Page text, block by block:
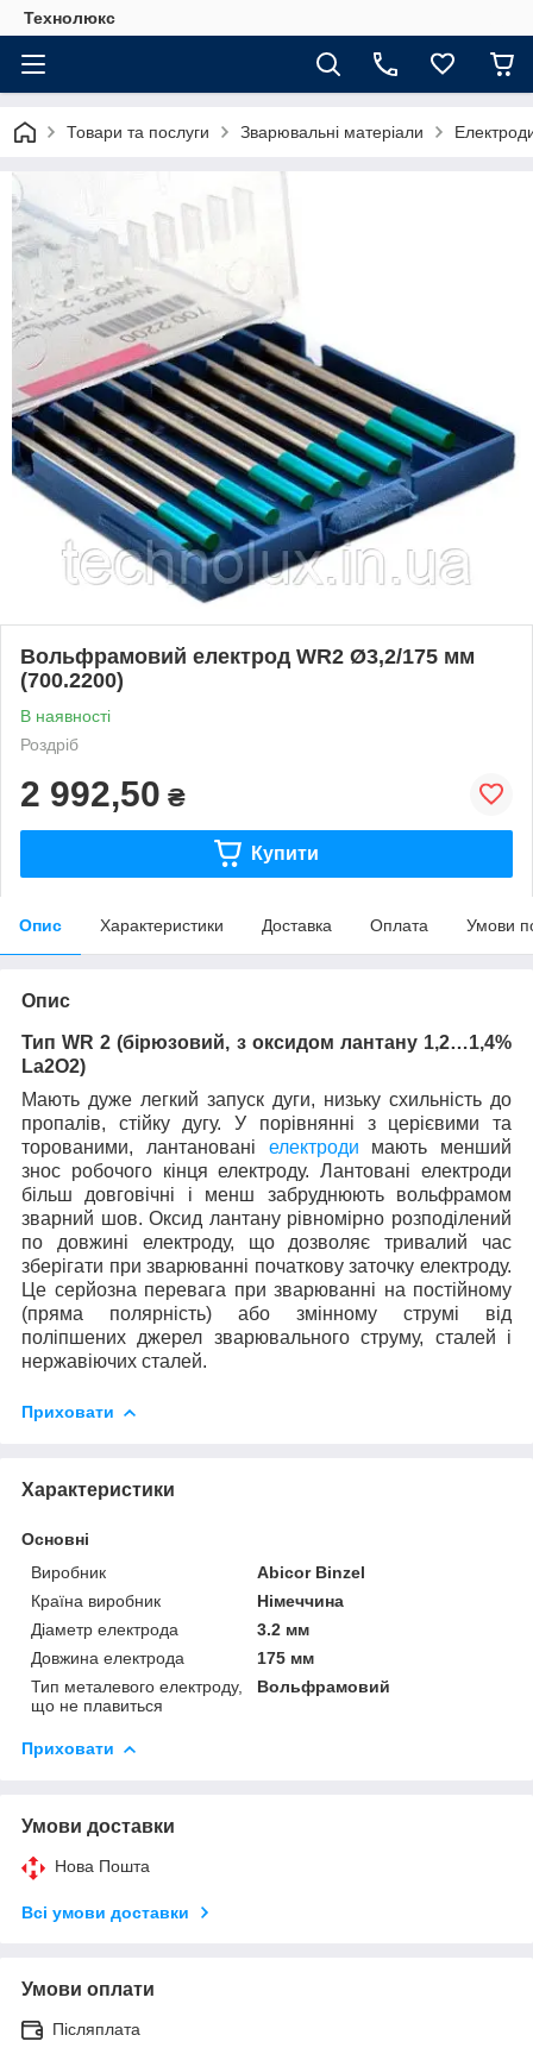
Технолюкс
Товари та послуги Зварювальні матеріали
Вольфрамовий електрод WR2 Ø3,2/175 мм
(700.2200)
В наявності
Роздріб
2 992,50 ₴
Купити
Опис Характеристики Доставка Оплата Умови
Опис
ТипWR 2 (бірюзовий, з оксидом лантану 1,2…1,4%
La2O2)
Мають дуже легкий запуск дуги, низьку схильність до
пропалів, стійку дугу. У порівнянні з церієвими та
торованими, лантановані електроди мають менший
знос робочого кінця електроду. Лантовані електроди
більш довговічні і менш забруднюють вольфрамом
зварний шов. Оксид лантану рівномірно розподілений
по довжині електроду, що дозволяє тривалий час
зберігати при зварюванні початкову заточку електроду.
Це серйозна перевага при зварюванні на постійному
(пряма полярність) або змінному струмі від
поліпшених джерел зварювального струму, сталей і
нержавіючих сталей.
Приховати
Характеристики
Основні
Виробник
Abicor Binzel
Країна виробник
Німеччина
Діаметр електрода
3.2 мм
Довжина електрода
175 мм
Тип металевого електроду,
що не плавиться
Вольфрамовий
Приховати
Умови доставки
Нова Пошта
Всі умови доставки
Умови оплати
Післяплата